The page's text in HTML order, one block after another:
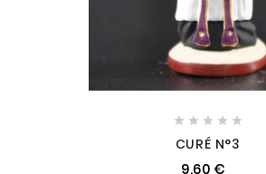
    
CURÉ N°3
9,60 €